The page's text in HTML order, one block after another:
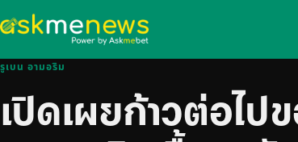
รูเบน อามอริม
เปิดเผยก้าวต่อไป